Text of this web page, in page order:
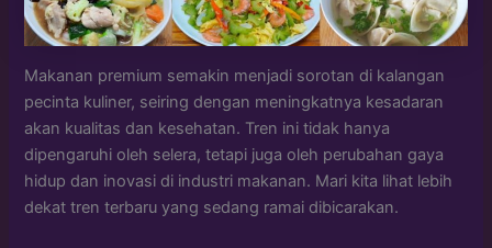
Makanan premium semakin menjadi sorotan di kalangan
pecinta kuliner, seiring dengan meningkatnya kesadaran
akan kualitas dan kesehatan. Tren ini tidak hanya
dipengaruhi oleh selera, tetapi juga oleh perubahan gaya
hidup dan inovasi di industri makanan. Mari kita lihat lebih
dekat tren terbaru yang sedang ramai dibicarakan.